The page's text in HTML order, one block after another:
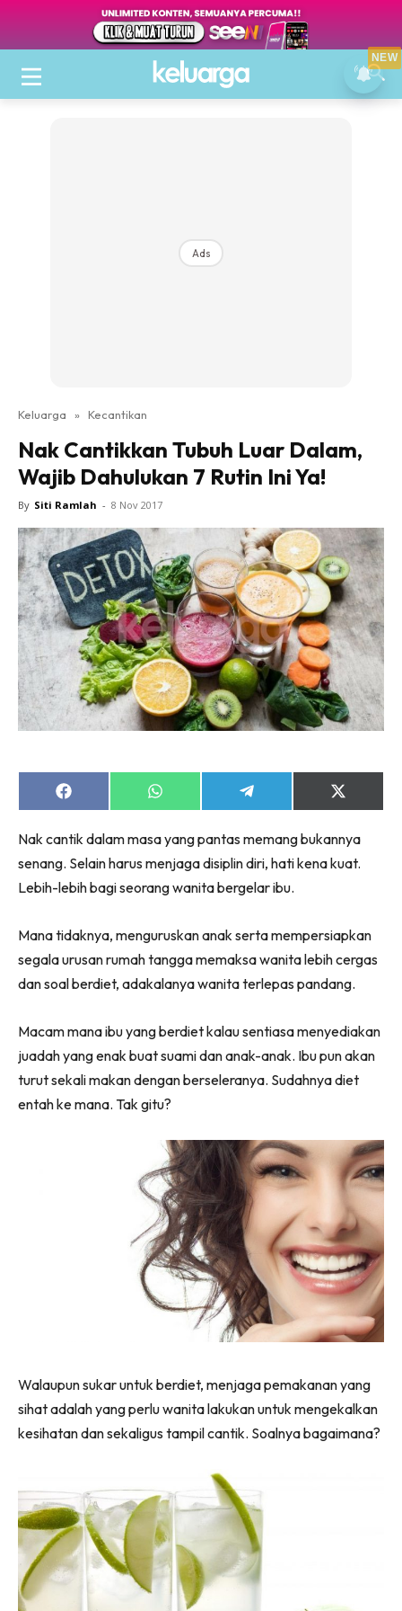
Ads
Keluarga » Kecantikan
Nak Cantikkan Tubuh Luar Dalam,
Wajib Dahulukan 7 Rutin Ini Ya!
By Siti Ramlah - 8 Nov 2017
Share
on
Share
on
Share
on
Share
on
(Twitter)
Nak cantik dalam masa yang pantas memang bukannya
senang. Selain harus menjaga disiplin diri, hati kena kuat.
Lebih-lebih bagi seorang wanita bergelar ibu.
Mana tidaknya, menguruskan anak serta mempersiapkan
segala urusan rumah tangga memaksa wanita lebih cergas
dan soal berdiet, adakalanya wanita terlepas pandang.
Macam mana ibu yang berdiet kalau sentiasa menyediakan
juadah yang enak buat suami dan anak-anak. Ibu pun akan
turut sekali makan dengan berseleranya. Sudahnya diet
entah ke mana. Tak gitu?
Walaupun sukar untuk berdiet, menjaga pemakanan yang
sihat adalah yang perlu wanita lakukan untuk mengekalkan
kesihatan dan sekaligus tampil cantik. Soalnya bagaimana?
NEW